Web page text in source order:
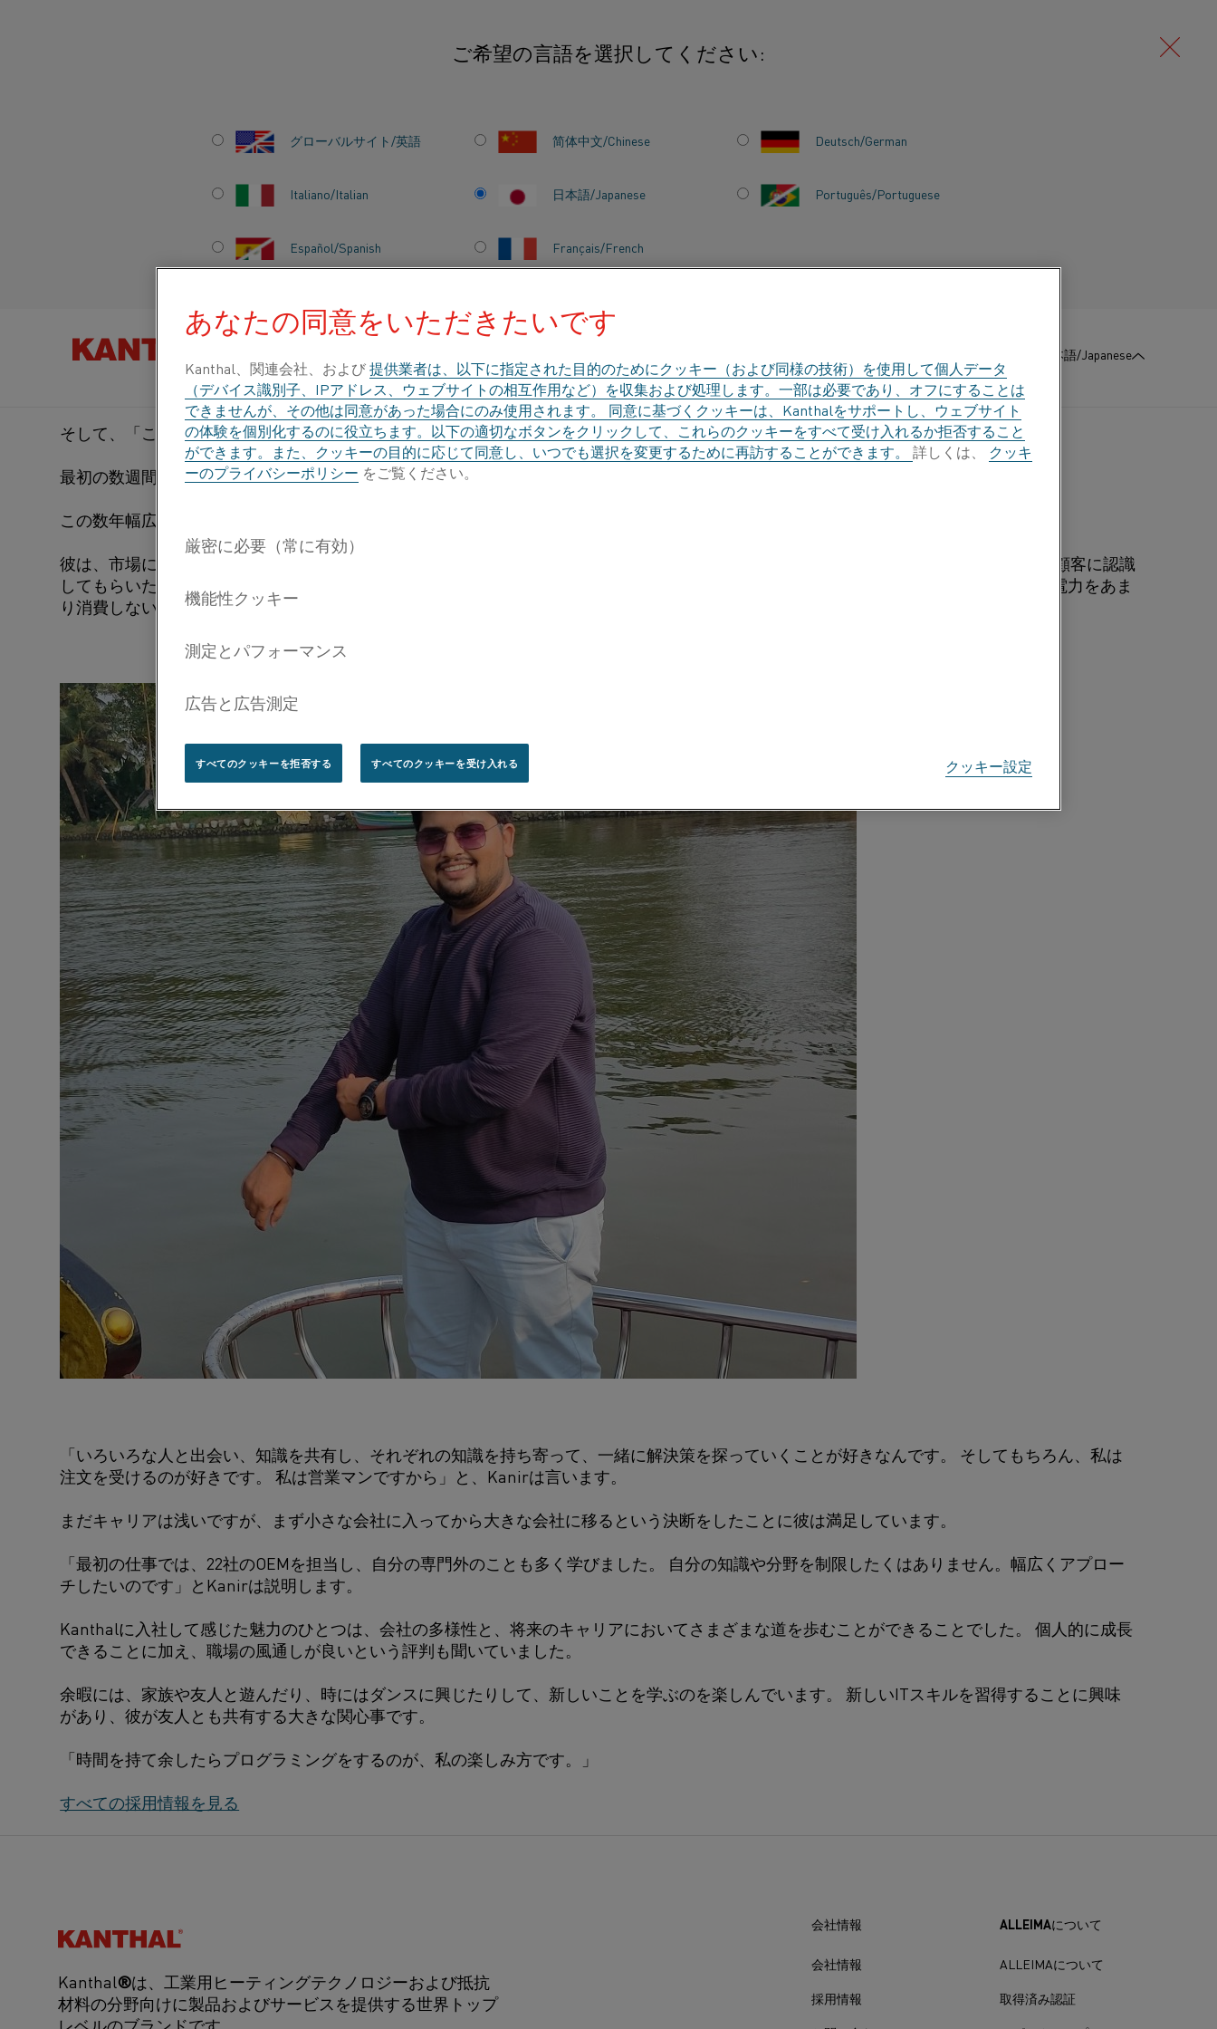
ご希望の言語を選択してください:
グローバルサイト/英語 简体中文/Chinese Deutsch/German
Italiano/Italian 日本語/Japanese Português/Portuguese
Español/Spanish Français/French
日本語/Japanese
採用 Kanthalでのキャリアを追求する
KANTHALでのキャリアを追求する
リアの初期段階にいる他の人への彼のアドバイスは、幅広い知識を身につけ、お客さまと一緒に解決策を考えていくことが大切だということです。
Kanir Mehtaは、ヒーティングシステムのシニアセールスエンジニアとして、インドで2番目に人口の多い州であるマハラシュトラ州での販売を担
当しています。 大学で工学とマーケティングの修士号を取得して、卒業後営業を6年半経験しました。 最近では、世界的なIHヒーターの会社で働い
そして、「これまでの経験を生かし、さらに専門性を高めていきます」と結んでいます。
最初の数週間で、同僚の先輩から業務内容を教えてもらいます。 やがて彼は顧客に会い始めることになります。
この数年幅広いネットワークの構築に努めてきたKanirは、「すでに顔なじみのお客様もいます」と言います。
彼は、市場に出回っている産業用途向けの最も幅広い製品範囲の抵抗加熱ソリューションからどのように利益を得ることができるかを、顧客に認識
してもらいたいと強く望んでいます。 また、エネルギー価格が比較的高い彼が担当している地域では、Kanthalの加熱ソリューションが電力をあま
り消費しないことも重要な要素となっています。 持続可能性の側面は、インドの顧客にとってますます重要な要素になっています。
「いろいろな人と出会い、知識を共有し、それぞれの知識を持ち寄って、一緒に解決策を探っていくことが好きなんです。 そしてもちろん、私は
注文を受けるのが好きです。 私は営業マンですから」と、Kanirは言います。
まだキャリアは浅いですが、まず小さな会社に入ってから大きな会社に移るという決断をしたことに彼は満足しています。
「最初の仕事では、22社のOEMを担当し、自分の専門外のことも多く学びました。 自分の知識や分野を制限したくはありません。幅広くアプロー
チしたいのです」とKanirは説明します。
Kanthalに入社して感じた魅力のひとつは、会社の多様性と、将来のキャリアにおいてさまざまな道を歩むことができることでした。 個人的に成長
できることに加え、職場の風通しが良いという評判も聞いていました。
余暇には、家族や友人と遊んだり、時にはダンスに興じたりして、新しいことを学ぶのを楽しんでいます。 新しいITスキルを習得することに興味
があり、彼が友人とも共有する大きな関心事です。
「時間を持て余したらプログラミングをするのが、私の楽しみ方です。」
すべての採用情報を見る
Kanthal®
Kanthal®は、工業用ヒーティングテクノロジーおよび抵抗
材料の分野向けに製品およびサービスを提供する世界トップ
会社情報
会社情報
採用情報
ALLEIMAについて
ALLEIMAについて
取得済み認証
あなたの同意をいただきたいです
Kanthal、関連会社、および提供業者は、以下に指定された目的のためにクッキー（および同様の技術）を使用して個人データ
（デバイス識別子、IPアドレス、ウェブサイトの相互作用など）を収集および処理します。一部は必要であり、オフにすることは
できませんが、その他は同意があった場合にのみ使用されます。 同意に基づくクッキーは、Kanthalをサポートし、ウェブサイト
の体験を個別化するのに役立ちます。以下の適切なボタンをクリックして、これらのクッキーをすべて受け入れるか拒否すること
ができます。また、クッキーの目的に応じて同意し、いつでも選択を変更するために再訪することができます。 詳しくは、 クッキ
ーのプライバシーポリシー をご覧ください。
クッキー設定
すべてのクッキーを拒否する すべてのクッキーを受け入れる